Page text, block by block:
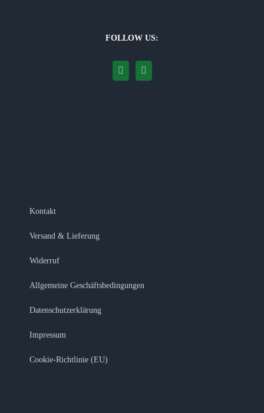
FOLLOW US:
Kontakt
Versand & Lieferung
Widerruf
Allgemeine Geschäftsbedingungen
Datenschutzerklärung
Impressum
Cookie-Richtlinie (EU)